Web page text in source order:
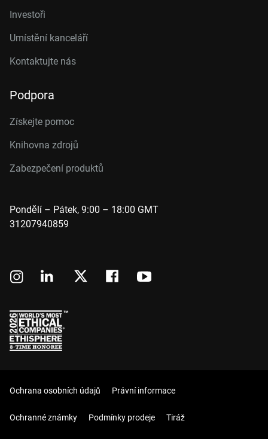
Investoři
Umístění kanceláří
Kontaktujte nás
Podpora
Získejte pomoc
Knihovna zdrojů
Zabezpečení produktů
Pondělí – Pátek, 9:00 – 18:00 GMT
31207940859
Ochrana osobních údajů Právní informace
Ochranné známky Podmínky prodeje Tiráž